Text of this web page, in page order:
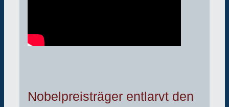
Nobelpreisträger entlarvt den